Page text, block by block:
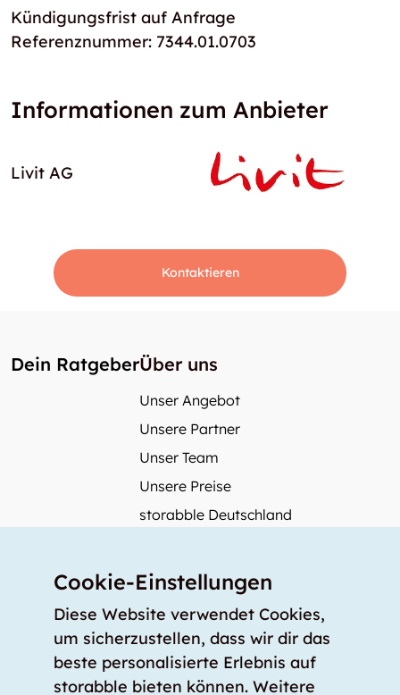
Kündigungsfrist auf Anfrage
Referenznummer: 7344.01.0703
Informationen zum Anbieter
Livit AG
Kontaktieren
Dein RatgeberÜber uns
Unser Angebot
Unsere Partner
Unser Team
Unsere Preise
storabble Deutschland
Mehr über storabble
Medienbeiträge
Wie gross muss ein Lagerraum sein?
Cookie-Einstellungen
Diese Website verwendet Cookies,
um sicherzustellen, dass wir dir das
beste personalisierte Erlebnis auf
storabble bieten können. Weitere